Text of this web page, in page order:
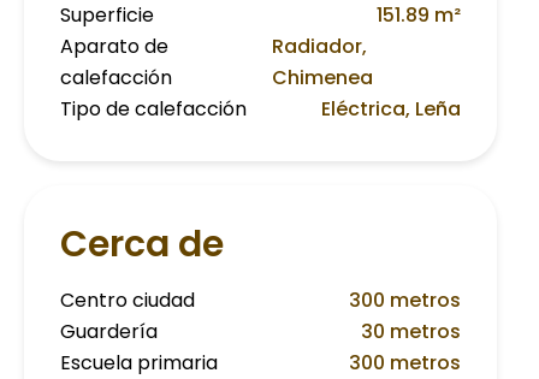
Superficie
151.89 m²
Aparato de
calefacción
Radiador,
Chimenea
Tipo de calefacción
Eléctrica, Leña
Cerca de
Centro ciudad
300 metros
Guardería
30 metros
Escuela primaria
300 metros